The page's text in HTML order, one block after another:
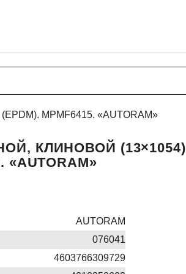
MPMF6415. «AUTORAM»
КЛИНОВОЙ (13×1054)
«AUTORAM»
AUTORAM
076041
4603766309729